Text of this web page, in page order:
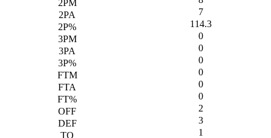
7
114.3
0
0
0
0
0
0
2
3
1